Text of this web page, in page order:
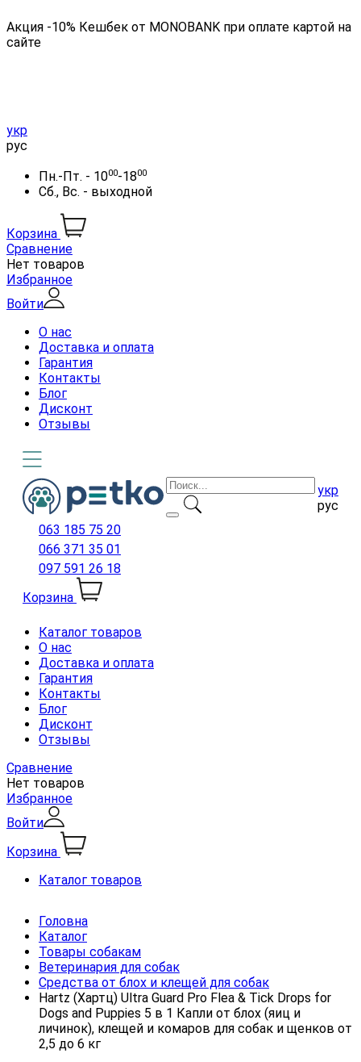
Акция -10% Кешбек от MONOBANK при оплате картой на
сайте
укр
рус
Пн.-Пт. - 1000-1800
Сб., Вс. - выходной
Корзина
Сравнение
Нет товаров
Избранное
Войти
О нас
Доставка и оплата
Гарантия
Контакты
Блог
Дисконт
Отзывы
укр
рус
063 185 75 20
066 371 35 01
097 591 26 18
Корзина
Каталог товаров
О нас
Доставка и оплата
Гарантия
Контакты
Блог
Дисконт
Отзывы
Сравнение
Нет товаров
Избранное
Войти
Корзина
Каталог товаров
Головна
Каталог
Товары собакам
Ветеринария для собак
Средства от блох и клещей для собак
Hartz (Хартц) Ultra Guard Pro Flea & Tick Drops for
Dogs and Puppies 5 в 1 Капли от блох (яиц и
личинок), клещей и комаров для собак и щенков от
2,5 до 6 кг